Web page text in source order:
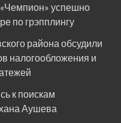
успешно
по грэпплингу
района обсудили
налогообложения и
к поискам
Аушева